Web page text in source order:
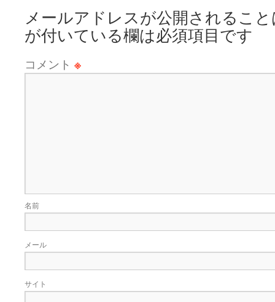
メールアドレスが公開されるこ
が付いている欄は必須項目です
コメント ※
名前
メール
サイト